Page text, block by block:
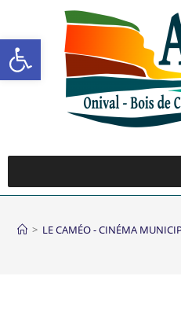
Ouvrir la barre
> LE CAMÉO - CINÉMA